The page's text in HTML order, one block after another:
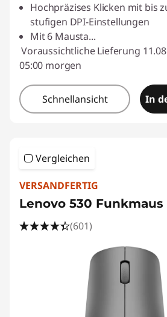
Hochpräzises Klicken mit bis
stufigen DPI-Einstellungen
Mit 6 Mausta...
Voraussichtliche Lieferung
05:00 morgen
Schnellansicht In
Vergleichen
VERSANDFERTIG
Lenovo 530 Funkmaus
(601)